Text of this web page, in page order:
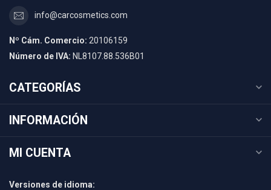
info@carcosmetics.com
Nº Cám. Comercio: 20106159
Número de IVA: NL8107.88.536B01
CATEGORÍAS
INFORMACIÓN
MI CUENTA
Versiones de idioma: